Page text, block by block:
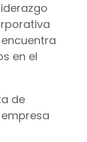
en el
de